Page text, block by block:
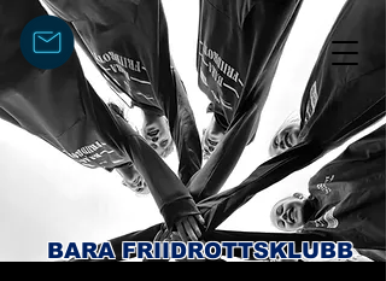
BARA FRIIDROTTSKLUBB